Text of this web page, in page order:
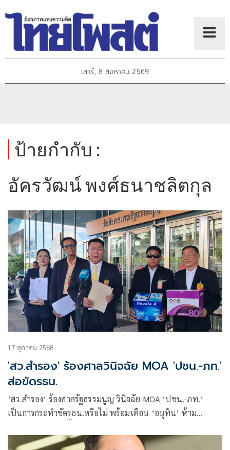
เสาร์, 8 สิงหาคม 2569
ป้ายกำกับ :
อัครวัฒน์ พงศ์ธนาชลิตกุล
17 ตุลาคม 2568
'สว.สำรอง' ร้องศาลวินิจฉัย MOA 'ปชน.-ภท.'
ส่อขัดรธน.
‘สว.สำรอง’ ร้องศาลรัฐธรรมนูญ วินิจฉัย MOA ‘ปชน.-ภท.’
เป็นการกระทำขัดรธน.หรือไม่ พร้อมเตือน ‘อนุทิน’ ห้าม